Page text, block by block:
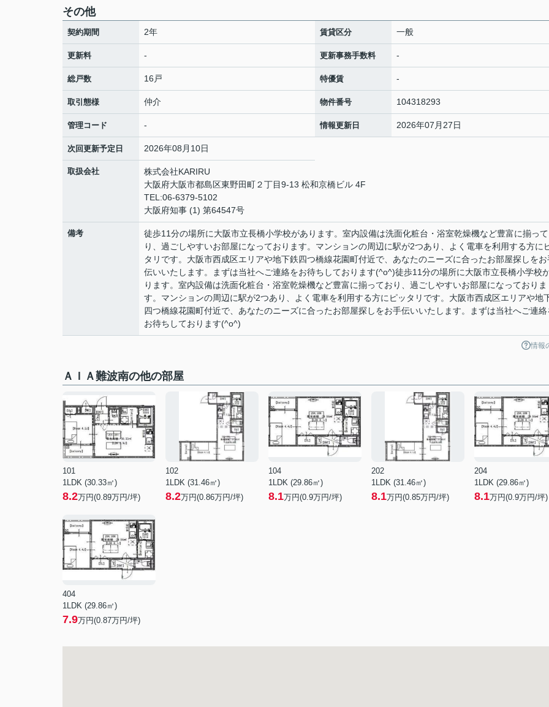
その他
契約期間 2年 賃貸区分 一般
更新料 - 更新事務手数料 -
総戸数 16戸 特優賃 -
取引態様 仲介 物件番号 104318293
管理コード - 情報更新日 2026年07月27日
次回更新予定日 2026年08月10日
取扱会社
株式会社KARIRU
大阪府大阪市都島区東野田町２丁目9-13 松和京橋ビル 4F
TEL:06-6379-5102
大阪府知事 (1) 第64547号
備考
徒歩11分の場所に大阪市立長橋小学校があります。室内設備は洗面化粧台・浴室乾燥機など豊富に揃っ
り、過ごしやすいお部屋になっております。マンションの周辺に駅が2つあり、よく電車を利用する方に
タリです。大阪市西成区エリアや地下鉄四つ橋線花園町付近で、あなたのニーズに合ったお部屋探しをお
伝いいたします。まずは当社へご連絡をお待ちしております(^o^)徒歩11分の場所に大阪市立長橋小学校
ります。室内設備は洗面化粧台・浴室乾燥機など豊富に揃っており、過ごしやすいお部屋になっておりま
す。マンションの周辺に駅が2つあり、よく電車を利用する方にピッタリです。大阪市西成区エリアや地
四つ橋線花園町付近で、あなたのニーズに合ったお部屋探しをお手伝いいたします。まずは当社へご連絡
お待ちしております(^o^)
情報
ＡＩＡ難波南の他の部屋
101
1LDK (30.33㎡)
8.2万円(0.89万円/坪)
102
1LDK (31.46㎡)
8.2万円(0.86万円/坪)
104
1LDK (29.86㎡)
8.1万円(0.9万円/坪)
202
1LDK (31.46㎡)
8.1万円(0.85万円/坪)
204
1LDK (29.86㎡)
8.1万円(0.9万円/坪)
404
1LDK (29.86㎡)
7.9万円(0.87万円/坪)